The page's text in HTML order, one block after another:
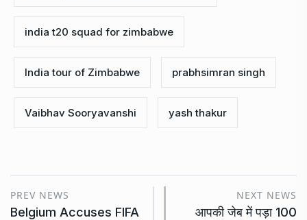
india t20 squad for zimbabwe
India tour of Zimbabwe prabhsimran singh
Vaibhav Sooryavanshi yash thakur
PREV NEWS
Belgium Accuses FIFA
NEXT NEWS
आपकी जेब में पड़ा 100